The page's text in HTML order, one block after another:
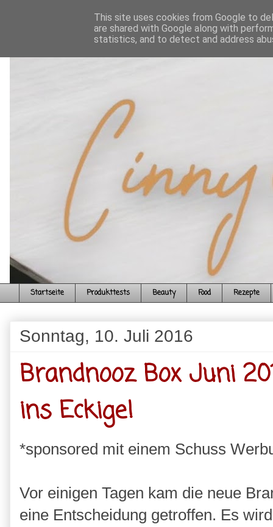
Startseite Produkttests Beauty Food Rezepte
Sonntag, 10. Juli 2016
Brandnooz Box Juni
ins Eckige!
*sponsored mit einem Schuss
Vor einigen Tagen kam die neue
eine Entscheidung getroffen. Es
This site uses cookies from Google to
are shared with Google along with
statistics, and to detect and address